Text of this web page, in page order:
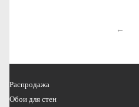
←
Распродажа
Обои для стен